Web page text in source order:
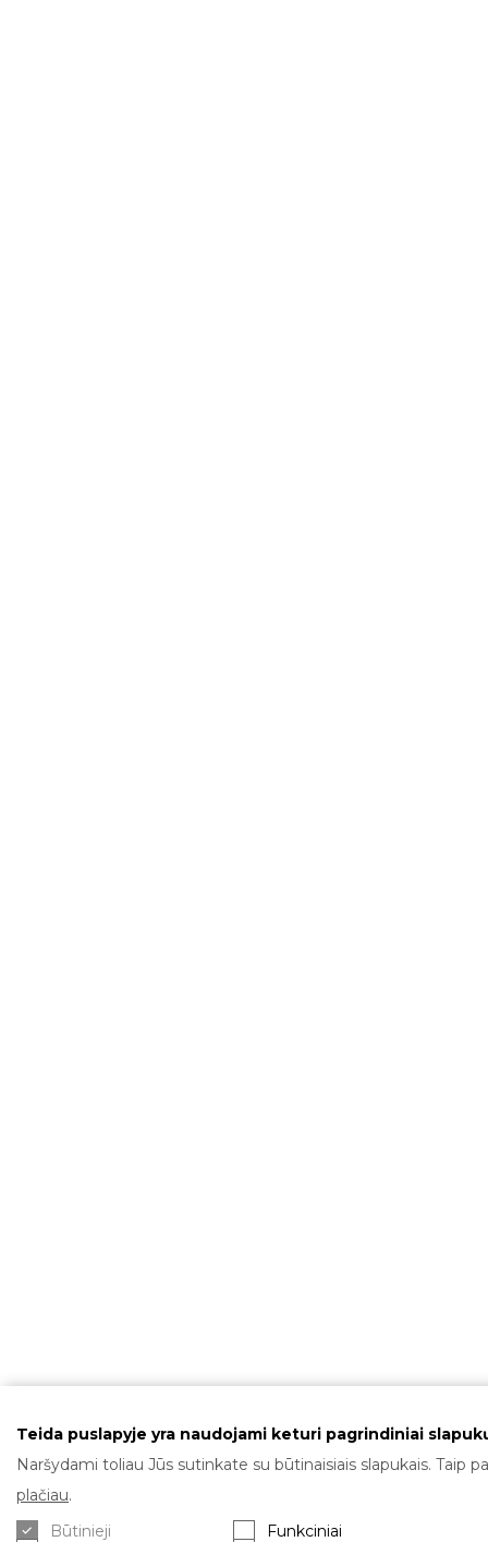
Teida puslapyje yra naudojami keturi pagrindiniai
Naršydami toliau Jūs sutinkate su būtinaisiais slapukais. Taip
plačiau.
Būtinieji
Funkciniai